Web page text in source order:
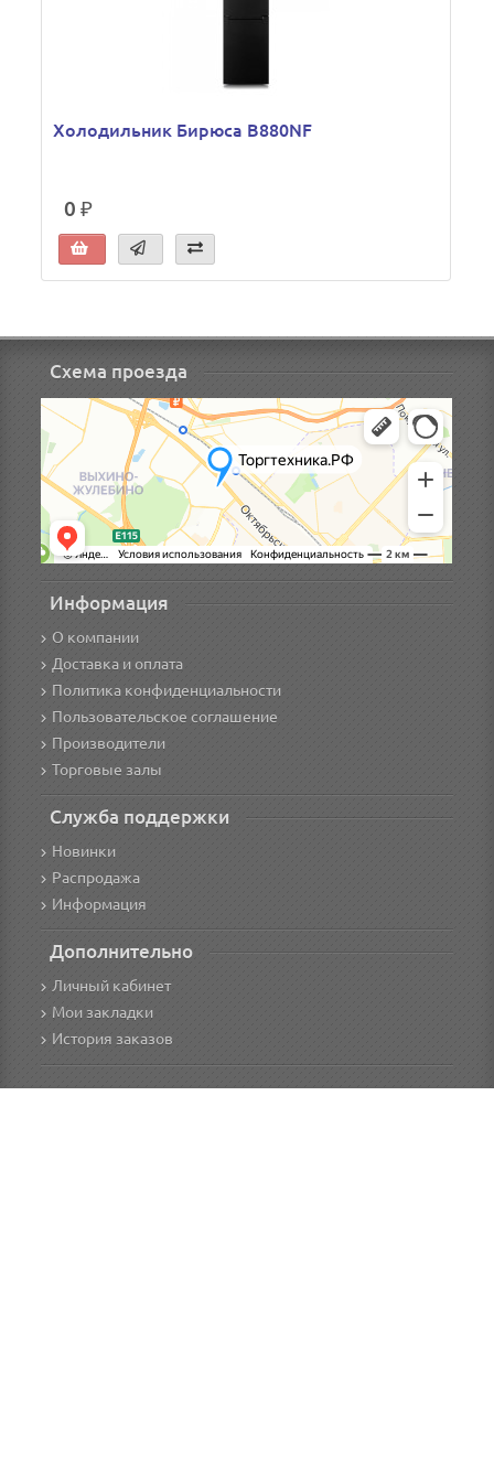
Холодильник Бирюса B880NF
0 ₽
Схема проезда
Информация
О компании
Доставка и оплата
Политика конфиденциальности
Пользовательское соглашение
Производители
Торговые залы
Служба поддержки
Новинки
Распродажа
Информация
Дополнительно
Личный кабинет
Мои закладки
История заказов